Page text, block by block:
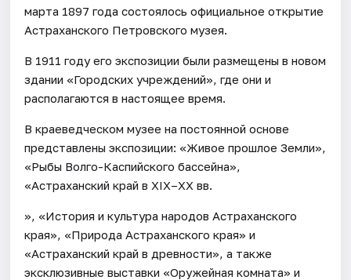
марта 1897 года состоялось официальное открытие
Астраханского Петровского музея.
В 1911 году его экспозиции были размещены в новом
здании «Городских учреждений», где они и
располагаются в настоящее время.
В краеведческом музее на постоянной основе
представлены экспозиции: «Живое прошлое Земли»,
«Рыбы Волго-Каспийского бассейна»,
«Астраханский край в XIX–XX вв.
», «История и культура народов Астраханского
края», «Природа Астраханского края» и
«Астраханский край в древности», а также
эксклюзивные выставки «Оружейная комната» и